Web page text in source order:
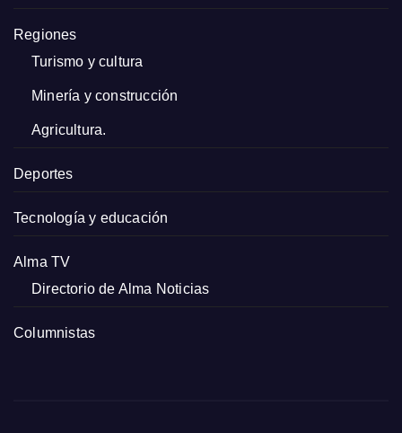
Regiones
Turismo y cultura
Minería y construcción
Agricultura.
Deportes
Tecnología y educación
Alma TV
Directorio de Alma Noticias
Columnistas